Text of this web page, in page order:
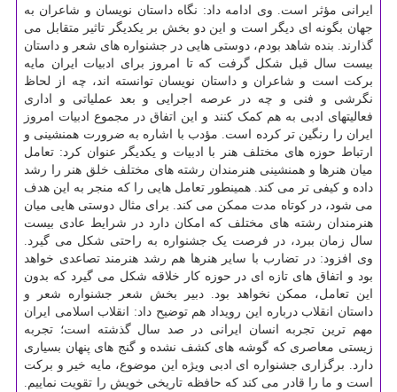
ایرانی مؤثر است. وی ادامه داد: نگاه داستان نویسان و شاعران به
جهان بگونه ای دیگر است و این دو بخش بر یکدیگر تاثیر متقابل می
گذارند. بنده شاهد بودم، دوستی هایی در جشنواره های شعر و داستان
بیست سال قبل شکل گرفت که تا امروز برای ادبیات ایران مایه
برکت است و شاعران و داستان نویسان توانسته اند، چه از لحاظ
نگرشی و فنی و چه در عرصه اجرایی و بعد عملیاتی و اداری
فعالیتهای ادبی به هم کمک کنند و این اتفاق در مجموع ادبیات امروز
ایران را رنگین تر کرده است. مؤدب با اشاره به ضرورت همنشینی و
ارتباط حوزه های مختلف هنر با ادبیات و یکدیگر عنوان کرد: تعامل
میان هنرها و همنشینی هنرمندان رشته های مختلف خلق هنر را رشد
داده و کیفی تر می کند. همینطور تعامل هایی را که منجر به این هدف
می شود، در کوتاه مدت ممکن می کند. برای مثال دوستی هایی میان
هنرمندان رشته های مختلف که امکان دارد در شرایط عادی بیست
سال زمان ببرد، در فرصت یک جشنواره به راحتی شکل می گیرد.
وی افزود: در تضارب با سایر هنرها هم رشد هنرمند تصاعدی خواهد
بود و اتفاق های تازه ای در حوزه کار خلاقه شکل می گیرد که بدون
این تعامل، ممکن نخواهد بود. دبیر بخش شعر جشنواره شعر و
داستان انقلاب درباره این رویداد هم توضیح داد: انقلاب اسلامی ایران
مهم ترین تجربه انسان ایرانی در صد سال گذشته است؛ تجربه
زیستی معاصری که گوشه های کشف نشده و گنج های پنهان بسیاری
دارد. برگزاری جشنواره ای ادبی ویژه این موضوع، مایه خیر و برکت
است و ما را قادر می کند که حافظه تاریخی خویش را تقویت نماییم.